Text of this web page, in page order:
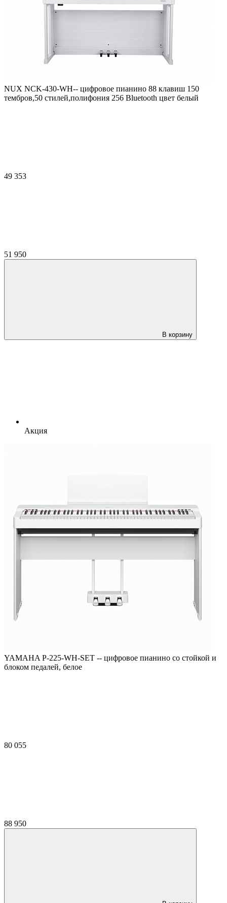
NUX NCK-430-WH-- цифровое пианино 88 клавиш 150
тембров,50 стилей,полифония 256 Bluetooth цвет белый
49 353
51 950
В корзину
Акция
YAMAHA P-225-WH-SET -- цифровое пианино со стойкой и
блоком педалей, белое
80 055
88 950